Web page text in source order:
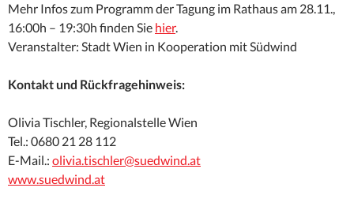
Mehr Infos zum Programm der Tagung im Rathaus am 28.11.,
16:00h – 19:30h finden Sie hier.
Veranstalter: Stadt Wien in Kooperation mit Südwind
Kontakt und Rückfragehinweis:
Olivia Tischler, Regionalstelle Wien
Tel.: 0680 21 28 112
E-Mail.: olivia.tischler@suedwind.at
www.suedwind.at